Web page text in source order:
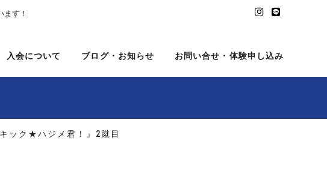
す！
入会について ブログ・お知らせ お問い合せ・体験申し込み
ック★ハジメ君！』2蹴目